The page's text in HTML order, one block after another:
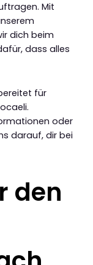
Mit
dich beim
dass alles
für
oder
darauf, dir bei
den